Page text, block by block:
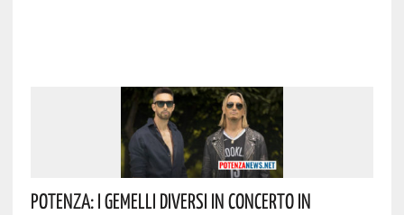
Potenza: I Gemelli DiVersi In Concerto In